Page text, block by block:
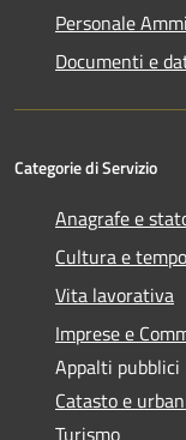
Personale
Documenti e
Categorie di Servizio
Anagrafe e
Cultura e
Vita lavorativa
Imprese e
Appalti pubblici
Catasto e
Turismo